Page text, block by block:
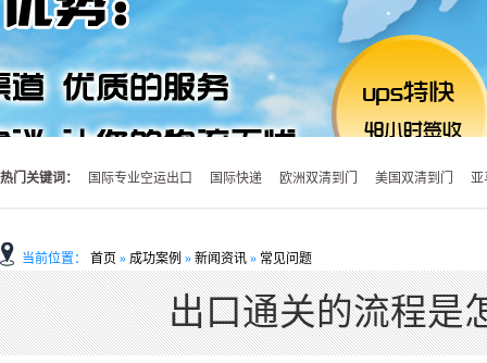
热门关键词： 国际专业空运出口 国际快递 欧洲双清到门 美国双清到门 亚
当前位置： 首页 » 成功案例 » 新闻资讯 » 常见问题
出口通关的流程是